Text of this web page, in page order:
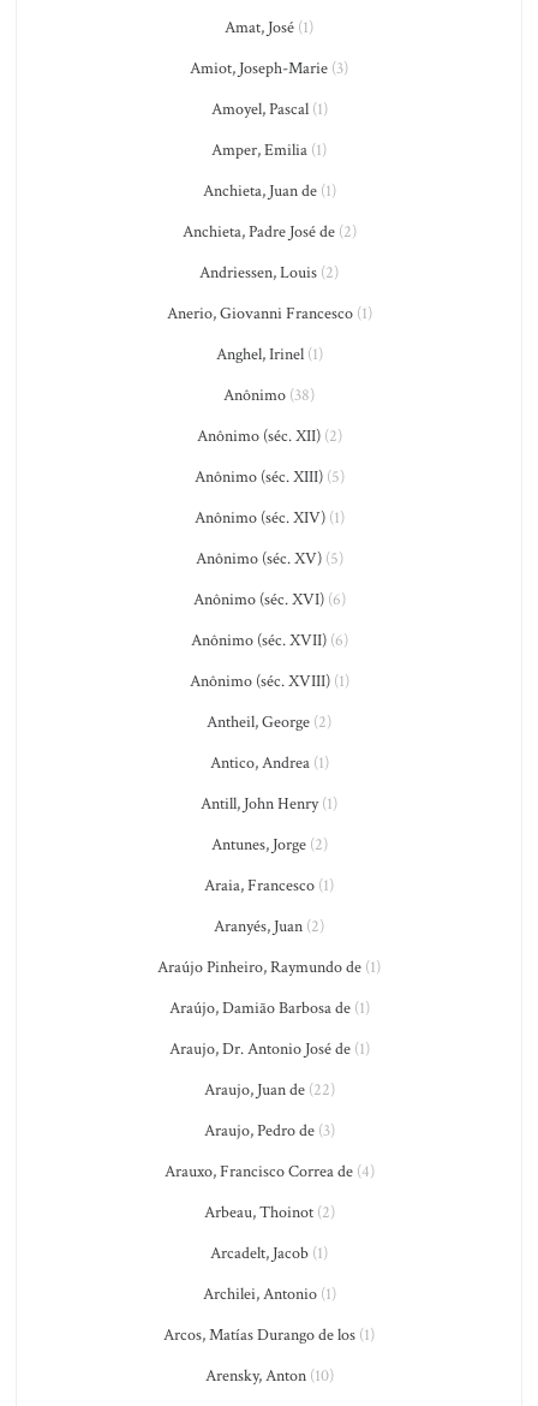
Amat, José (1)
Amiot, Joseph-Marie (3)
Amoyel, Pascal(1)
Amper, Emilia (1)
Anchieta, Juan de(1)
Anchieta, Padre José de(2)
Andriessen, Louis (2)
Anerio, Giovanni Francesco(1)
Anghel, Irinel(1)
Anônimo (38)
Anônimo (séc. XII)(2)
Anônimo (séc. XIII)(5)
Anônimo (séc. XIV)(1)
Anônimo (séc. XV)(5)
Anônimo (séc. XVI)(6)
Anônimo (séc. XVII)(6)
Anônimo (séc. XVIII)(1)
Antheil, George (2)
Antico, Andrea(1)
Antill, John Henry(1)
Antunes, Jorge(2)
Araia, Francesco (1)
Aranyés, Juan (2)
Araújo Pinheiro, Raymundo de (1)
Araújo, Damião Barbosa de(1)
Araujo, Dr. Antonio José de(1)
Araujo, Juan de(22)
Araujo, Pedro de(3)
Arauxo, Francisco Correa de(4)
Arbeau, Thoinot(2)
Arcadelt, Jacob (1)
Archilei, Antonio(1)
Arcos, Matías Durango de los (1)
Arensky, Anton(10)